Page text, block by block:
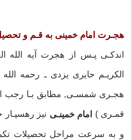
هجـرت امام خمینی به قـم و
اندكـى پـس از هجرت آيه الله
قمـرى )
امام خمينـى نيز رهسپـار
و به سرعت مراحل تحصيلات